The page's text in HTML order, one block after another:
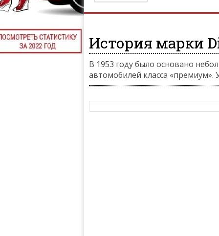
История марки
В 1953 году было основано
автомобилей класса «премиум».